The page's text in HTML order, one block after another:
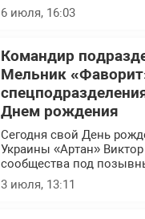
6 июля, 16:03
Командир
Мельник
Днем рождения
Сегодня свой День
Украины «Артан»
сообщества под
3 июля, 13:11